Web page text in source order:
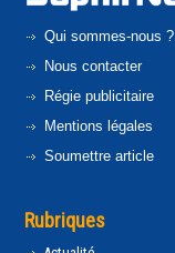
Qui sommes-nous ?
Nous contacter
Régie publicitaire
Mentions légales
Soumettre article
Rubriques